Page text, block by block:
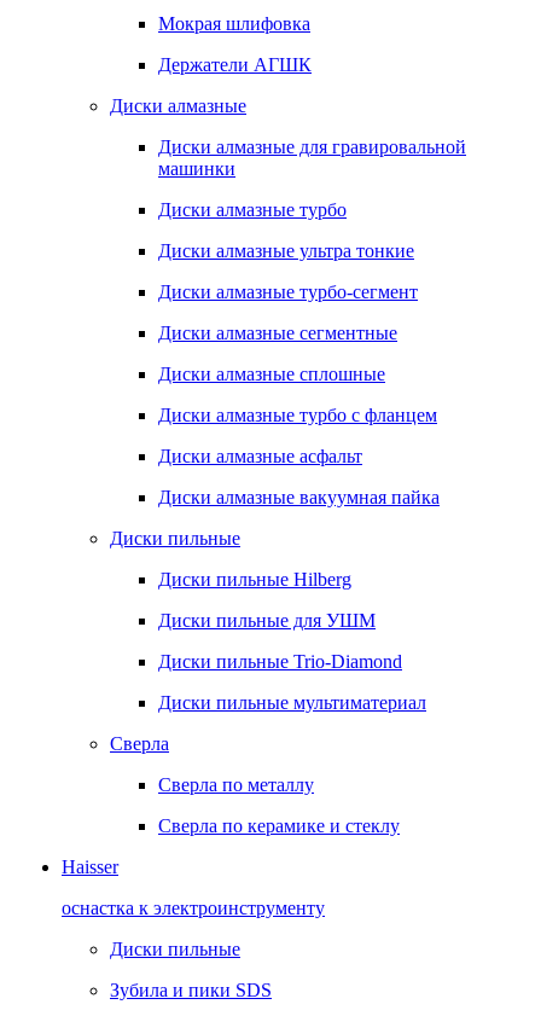
Мокрая шлифовка
Держатели АГШК
Диски алмазные
Диски алмазные для гравировальной
машинки
Диски алмазные турбо
Диски алмазные ультра тонкие
Диски алмазные турбо-сегмент
Диски алмазные сегментные
Диски алмазные сплошные
Диски алмазные турбо с фланцем
Диски алмазные асфальт
Диски алмазные вакуумная пайка
Диски пильные
Диски пильные Hilberg
Диски пильные для УШМ
Диски пильные Trio-Diamond
Диски пильные мультиматериал
Сверла
Сверла по металлу
Сверла по керамике и стеклу
Haisser
оснастка к электроинструменту
Диски пильные
Зубила и пики SDS